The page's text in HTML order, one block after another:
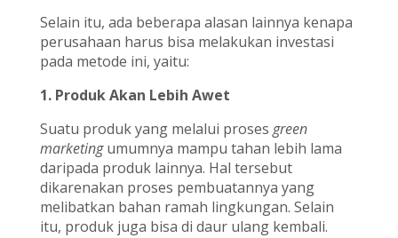
Selain itu, ada beberapa alasan lainnya kenapa
perusahaan harus bisa melakukan investasi
pada metode ini, yaitu:
1. Produk Akan Lebih Awet
Suatu produk yang melalui prosesgreen
marketingumumnya mampu tahan lebih lama
daripada produk lainnya. Hal tersebut
dikarenakan proses pembuatannya yang
melibatkan bahan ramah lingkungan. Selain
itu, produk juga bisa di daur ulang kembali.